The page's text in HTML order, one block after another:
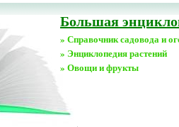
Большая
» Справочник садовода и
» Энциклопедия растений
» Овощи и фрукты